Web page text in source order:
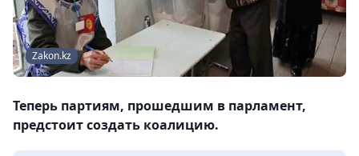
Zakon.kz
Теперь партиям, прошедшим в парламент,
предстоит создать коалицию.